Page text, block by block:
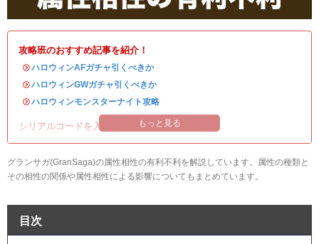
攻略班のおすすめ記事を紹介！
・ハロウィンAFガチャ引くべきか
・ハロウィンGWガチャ引くべきか
・ハロウィンモンスターナイト攻略
シリアルコードを入れて豪華アイテムを入手！
もっと見る
グランサガ(GranSaga)の属性相性の有利不利を解説しています。属性の種類と
その相性の関係や属性相性による影響についてもまとめています。
目次